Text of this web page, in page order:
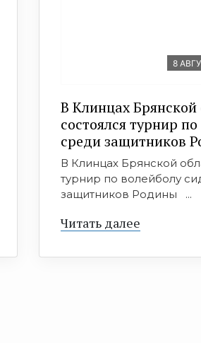
8
В Клинцах Брянской
состоялся турнир
среди защитников
В Клинцах Брянской
турнир по волейболу
защитников Родины ...
Читать далее